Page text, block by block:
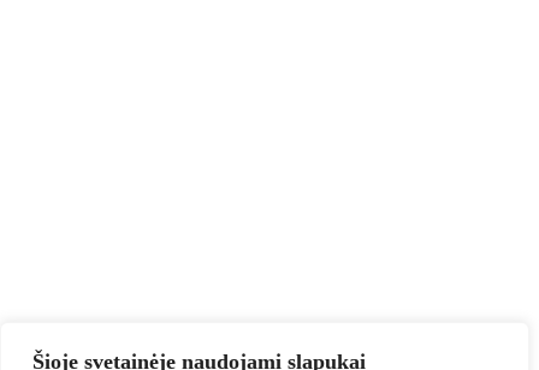
Šioje svetainėje naudojami slapukai